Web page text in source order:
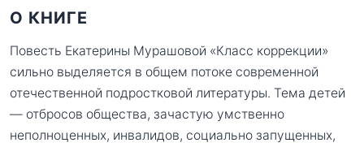
О КНИГЕ
Повесть Екатерины Мурашовой «Класс коррекции»
сильно выделяется в общем потоке современной
отечественной подростковой литературы. Тема детей
— отбросов общества, зачастую умственно
неполноценных, инвалидов, социально запущенных,